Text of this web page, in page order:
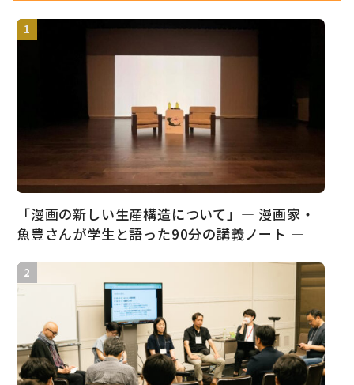
「漫画の新しい生産構造について」― 漫画家・
魚豊さんが学生と語った90分の講義ノート ―